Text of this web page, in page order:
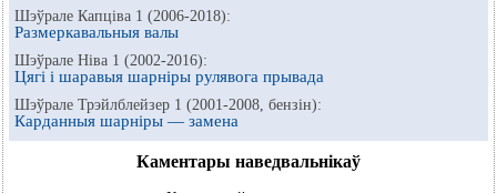
Шэўрале Капціва 1 (2006-2018):
Размеркавальныя валы
Шэўрале Ніва 1 (2002-2016):
Цягі і шаравыя шарніры рулявога прывада
Шэўрале Трэйлблейзер 1 (2001-2008, бензін):
Карданныя шарніры — замена
Каментары наведвальнікаў